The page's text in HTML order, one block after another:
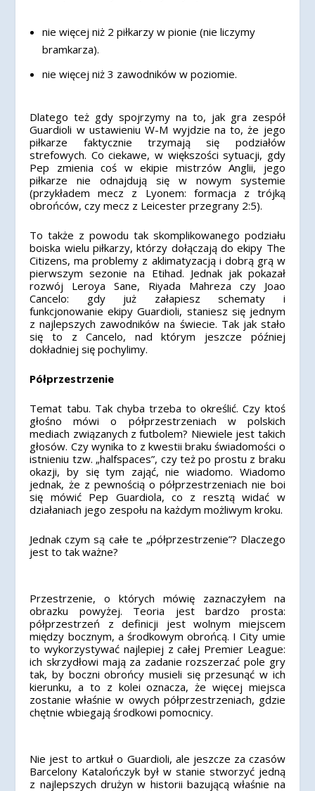
nie więcej niż 2 piłkarzy w pionie (nie liczymy
bramkarza).
nie więcej niż 3 zawodników w poziomie.
Dlatego też gdy spojrzymy na to, jak gra zespół
Guardioli w ustawieniu W-M wyjdzie na to, że jego
piłkarze faktycznie trzymają się podziałów
strefowych. Co ciekawe, w większości sytuacji, gdy
Pep zmienia coś w ekipie mistrzów Anglii, jego
piłkarze nie odnajdują się w nowym systemie
(przykładem mecz z Lyonem: formacja z trójką
obrońców, czy mecz z Leicester przegrany 2:5).
To także z powodu tak skomplikowanego podziału
boiska wielu piłkarzy, którzy dołączają do ekipy The
Citizens, ma problemy z aklimatyzacją i dobrą grą w
pierwszym sezonie na Etihad. Jednak jak pokazał
rozwój Leroya Sane, Riyada Mahreza czy Joao
Cancelo: gdy już załapiesz schematy i
funkcjonowanie ekipy Guardioli, staniesz się jednym
z najlepszych zawodników na świecie. Tak jak stało
się to z Cancelo, nad którym jeszcze później
dokładniej się pochylimy.
Półprzestrzenie
Temat tabu. Tak chyba trzeba to określić. Czy ktoś
głośno mówi o półprzestrzeniach w polskich
mediach związanych z futbolem? Niewiele jest takich
głosów. Czy wynika to z kwestii braku świadomości o
istnieniu tzw. „halfspaces”, czy też po prostu z braku
okazji, by się tym zająć, nie wiadomo. Wiadomo
jednak, że z pewnością o półprzestrzeniach nie boi
się mówić Pep Guardiola, co z resztą widać w
działaniach jego zespołu na każdym możliwym kroku.
Jednak czym są całe te „półprzestrzenie”? Dlaczego
jest to tak ważne?
Przestrzenie, o których mówię zaznaczyłem na
obrazku powyżej. Teoria jest bardzo prosta:
półprzestrzeń z definicji jest wolnym miejscem
między bocznym, a środkowym obrońcą. I City umie
to wykorzystywać najlepiej z całej Premier League:
ich skrzydłowi mają za zadanie rozszerzać pole gry
tak, by boczni obrońcy musieli się przesunąć w ich
kierunku, a to z kolei oznacza, że więcej miejsca
zostanie właśnie w owych półprzestrzeniach, gdzie
chętnie wbiegają środkowi pomocnicy.
Nie jest to artkuł o Guardioli, ale jeszcze za czasów
Barcelony Katalończyk był w stanie stworzyć jedną
z najlepszych drużyn w historii bazującą właśnie na